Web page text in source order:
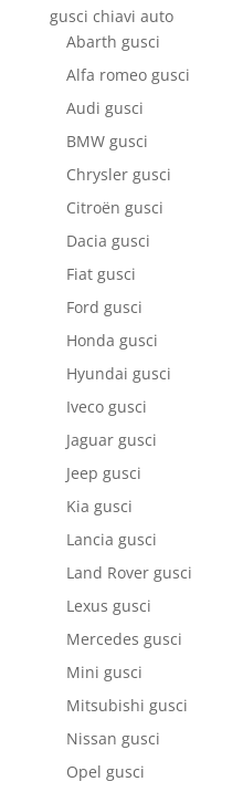
gusci chiavi auto
Abarth gusci
Alfa romeo gusci
Audi gusci
BMW gusci
Chrysler gusci
Citroën gusci
Dacia gusci
Fiat gusci
Ford gusci
Honda gusci
Hyundai gusci
Iveco gusci
Jaguar gusci
Jeep gusci
Kia gusci
Lancia gusci
Land Rover gusci
Lexus gusci
Mercedes gusci
Mini gusci
Mitsubishi gusci
Nissan gusci
Opel gusci